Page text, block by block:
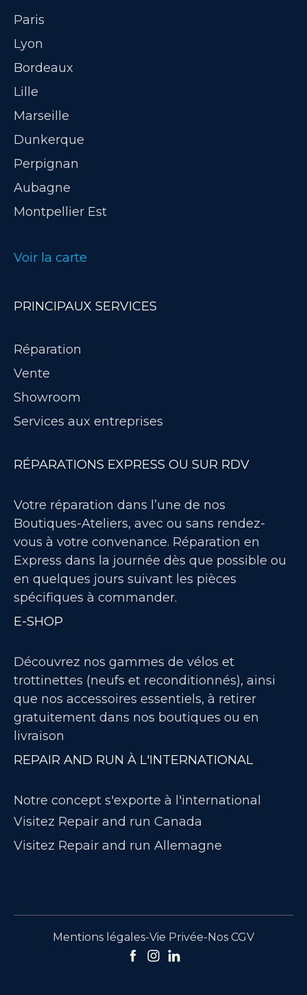
Paris
Lyon
Bordeaux
Lille
Marseille
Dunkerque
Perpignan
Aubagne
Montpellier Est
Voir la carte
PRINCIPAUX SERVICES
Réparation
Vente
Showroom
Services aux entreprises
RÉPARATIONS EXPRESS OU SUR RDV
Votre réparation dans l’une de nos
Boutiques-Ateliers, avec ou sans rendez-
vous à votre convenance. Réparation en
Express dans la journée dès que possible ou
en quelques jours suivant les pièces
spécifiques à commander.
E-SHOP
Découvrez nos gammes de vélos et
trottinettes (neufs et reconditionnés), ainsi
que nos accessoires essentiels, à retirer
gratuitement dans nos boutiques ou en
livraison
REPAIR AND RUN À L'INTERNATIONAL
Notre concept s'exporte à l'international
Visitez Repair and run Canada
Visitez Repair and run Allemagne
Mentions légales-Vie Privée-Nos CGV